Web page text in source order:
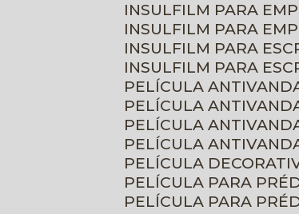
INSULFILM PARA
INSULFILM PARA
INSULFILM PARA
INSULFILM PARA
PELÍCULA
PELÍCULA
PELÍCULA
PELÍCULA
PELÍCULA
PELÍCULA PARA
PELÍCULA PARA